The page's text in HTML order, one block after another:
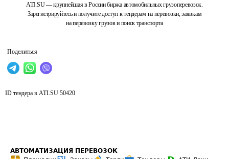
ATI.SU — крупнейшая в России биржа автомобильных грузоперевозок.
Зарегистрируйтесь и получите доступ к тендерам на перевозки, заявкам
на перевозку грузов и поиск транспорта
Поделиться
ID тендера в ATI.SU 50420
АВТОМАТИЗАЦИЯ ПЕРЕВОЗОК